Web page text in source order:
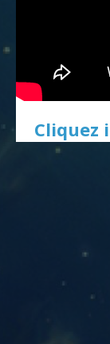
Cliquez